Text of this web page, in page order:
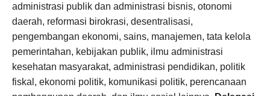
administrasi publik dan administrasi bisnis, otonomi
daerah, reformasi birokrasi, desentralisasi,
pengembangan ekonomi, sains, manajemen, tata kelola
pemerintahan, kebijakan publik, ilmu administrasi
kesehatan masyarakat, administrasi pendidikan, politik
fiskal, ekonomi politik, komunikasi politik, perencanaan